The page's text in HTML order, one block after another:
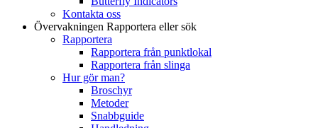
Kontakta oss
Övervakningen Rapportera eller sök
Rapportera
Rapportera från punktlokal
Rapportera från slinga
Hur gör man?
Broschyr
Metoder
Snabbguide